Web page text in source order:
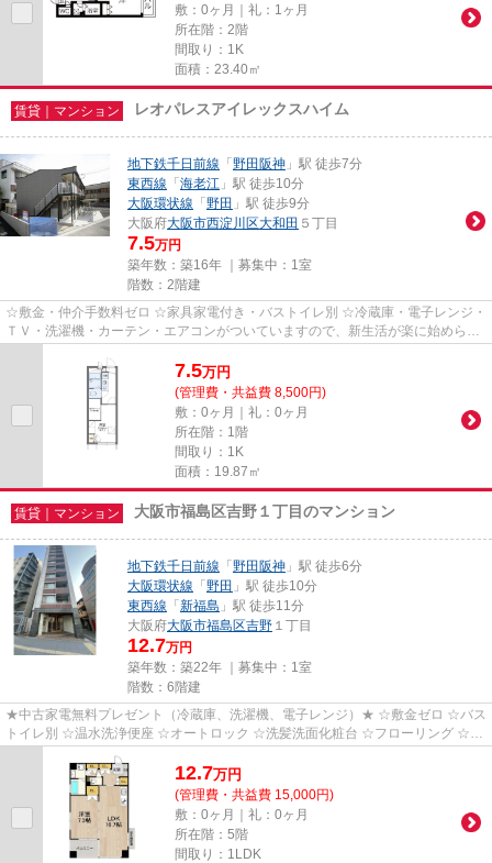
敷：0ヶ月｜礼：1ヶ月
所在階：2階
間取り：1K
面積：23.40㎡
賃貸｜マンション レオパレスアイレックスハイム
地下鉄千日前線 「 野田阪神 」駅 徒歩7分
東西線 「 海老江 」駅 徒歩10分
大阪環状線 「 野田 」駅 徒歩9分
大阪府大阪市西淀川区大和田 ５丁目
7.5万円
築年数：築16年 ｜募集中： 1室
階数：2階建
☆敷金・仲介手数料ゼロ ☆家具家電付き・バストイレ別 ☆冷蔵庫・電子レンジ・
ＴＶ・洗濯機・カーテン・エアコンがついていますので、新生活が楽に始められ
7.5万円
(管理費・共益費 8,500円)
敷：0ヶ月｜礼：0ヶ月
所在階：1階
間取り：1K
面積：19.87㎡
賃貸｜マンション 大阪市福島区吉野１丁目のマンション
地下鉄千日前線 「 野田阪神 」駅 徒歩6分
大阪環状線 「 野田 」駅 徒歩10分
東西線 「 新福島 」駅 徒歩11分
大阪府大阪市福島区吉野 １丁目
12.7万円
築年数：築22年 ｜募集中： 1室
階数：6階建
★中古家電無料プレゼント（冷蔵庫、洗濯機、電子レンジ）★ ☆敷金ゼロ ☆バス
トイレ別 ☆温水洗浄便座 ☆オートロック ☆洗髪洗面化粧台 ☆フローリング ☆エ
アコン ☆室内洗濯機置き場 ☆バル...
12.7万円
(管理費・共益費 15,000円)
敷：0ヶ月｜礼：0ヶ月
所在階：5階
間取り：1LDK